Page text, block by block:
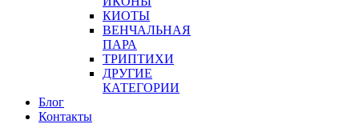
КИОТЫ
ВЕНЧАЛЬНАЯ
ПАРА
ТРИПТИХИ
ДРУГИЕ
КАТЕГОРИИ
Блог
Контакты